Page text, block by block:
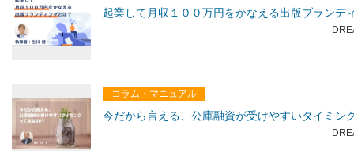
起業して月収１００万円をかなえる出版ブランデ
コラム・マニュアル
今だから言える、公庫融資が受けやすいタイミン